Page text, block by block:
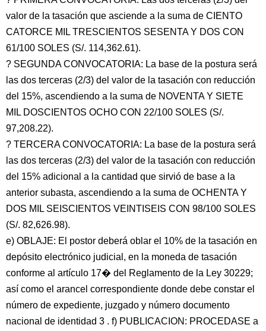
valor de la tasación que asciende a la suma de CIENTO
CATORCE MIL TRESCIENTOS SESENTA Y DOS CON
61/100 SOLES (S/. 114,362.61).
? SEGUNDA CONVOCATORIA: La base de la postura será
las dos terceras (2/3) del valor de la tasación con reducción
del 15%, ascendiendo a la suma de NOVENTA Y SIETE
MIL DOSCIENTOS OCHO CON 22/100 SOLES (S/.
97,208.22).
? TERCERA CONVOCATORIA: La base de la postura será
las dos terceras (2/3) del valor de la tasación con reducción
del 15% adicional a la cantidad que sirvió de base a la
anterior subasta, ascendiendo a la suma de OCHENTA Y
DOS MIL SEISCIENTOS VEINTISEIS CON 98/100 SOLES
(S/. 82,626.98).
e) OBLAJE: El postor deberá oblar el 10% de la tasación en
depósito electrónico judicial, en la moneda de tasación
conforme al artículo 17� del Reglamento de la Ley 30229;
así como el arancel correspondiente donde debe constar el
número de expediente, juzgado y número documento
nacional de identidad 3 . f) PUBLICACION: PROCEDASE a